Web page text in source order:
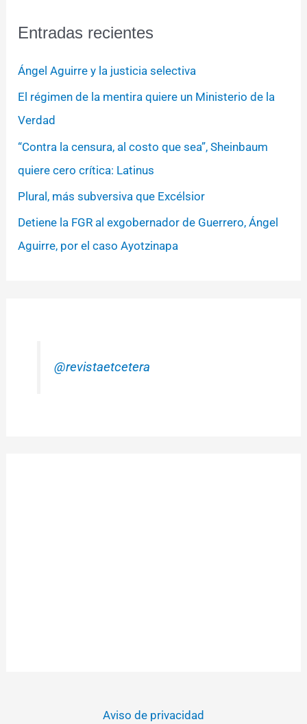
Entradas recientes
Ángel Aguirre y la justicia selectiva
El régimen de la mentira quiere un Ministerio de la
Verdad
“Contra la censura, al costo que sea”, Sheinbaum
quiere cero crítica: Latinus
Plural, más subversiva que Excélsior
Detiene la FGR al exgobernador de Guerrero, Ángel
Aguirre, por el caso Ayotzinapa
@revistaetcetera
Aviso de privacidad